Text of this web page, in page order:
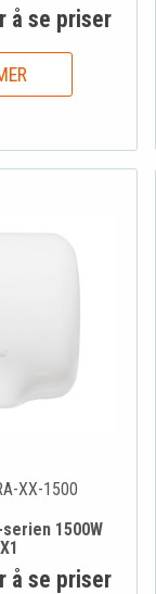
å se priser
XX-1500
1500W
å se priser